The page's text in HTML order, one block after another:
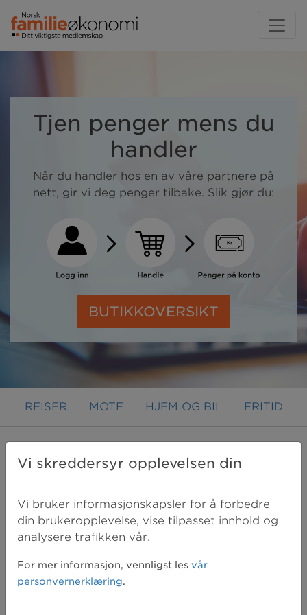
Tjen penger mens du
handler
Når du handler hos en av våre partnere på
nett, gir vi deg penger tilbake. Slik gjør du:
BUTIKKOVERSIKT
REISER MOTE HJEM OG BIL FRITID
Lensway
Lensway er Europas ledende e-butikk
for kontaktlinser og briller.
Vi gjør oppmerksom på at du ikke får rabatt for
mva, frakt eller øvrige håndteringskostnader.
Vi skreddersyr opplevelsen din
Vi bruker informasjonskapsler for å forbedre
din brukeropplevelse, vise tilpasset innhold og
analysere trafikken vår.
For mer informasjon, vennligst les vår
personvernerklæring.